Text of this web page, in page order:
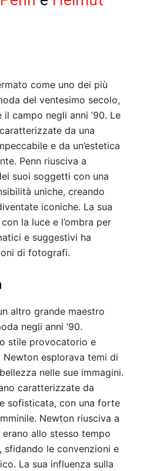
come uno dei più
del ventesimo secolo,
campo negli anni ’90. Le
da una
e da un’estetica
Penn riusciva a
suoi soggetti con una
uniche, creando
iconiche. La sua
la luce e l’ombra per
e suggestivi ha
di fotografi.
altro grande maestro
negli anni ’90.
stile provocatorio e
esplorava temi di
nelle sue immagini.
caratterizzate da
sofisticata, con una forte
Newton riusciva a
allo stesso tempo
sfidando le convenzioni e
La sua influenza sulla